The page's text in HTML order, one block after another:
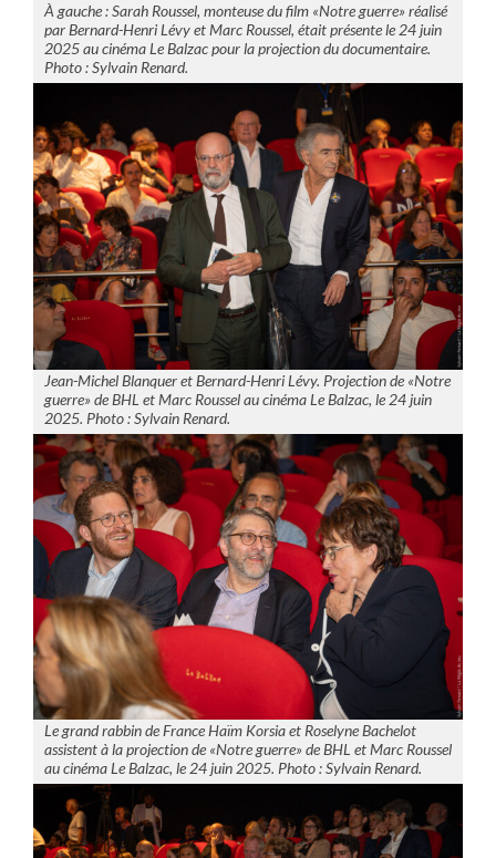
À gauche : Sarah Roussel, monteuse du film «Notre guerre» réalisé
par Bernard-Henri Lévy et Marc Roussel, était présente le 24 juin
2025 au cinéma Le Balzac pour la projection du documentaire.
Photo : Sylvain Renard.
Jean-Michel Blanquer et Bernard-Henri Lévy. Projection de «Notre
guerre» de BHL et Marc Roussel au cinéma Le Balzac, le 24 juin
2025. Photo : Sylvain Renard.
Le grand rabbin de France Haïm Korsia et Roselyne Bachelot
assistent à la projection de «Notre guerre» de BHL et Marc Roussel
au cinéma Le Balzac, le 24 juin 2025. Photo : Sylvain Renard.